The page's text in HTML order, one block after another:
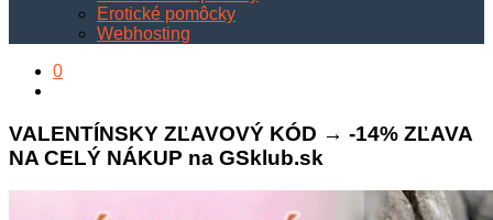
Erotické pomôcky
Webhosting
0
VALENTÍNSKY ZĽAVOVÝ KÓD → -14% ZĽAVA
NA CELÝ NÁKUP na GSklub.sk